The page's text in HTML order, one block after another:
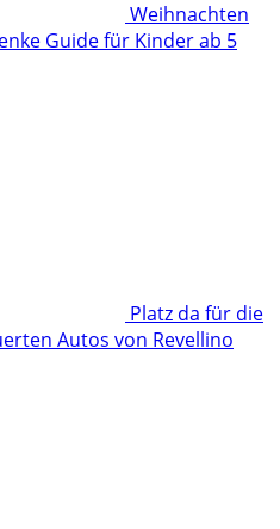
Weihnachten
Guide für Kinder ab 5
Platz da für die
Autos von Revellino